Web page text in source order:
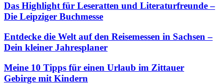
Das Highlight für Leseratten und Literaturfreunde –
Die Leipziger Buchmesse
Entdecke die Welt auf den Reisemessen in Sachsen –
Dein kleiner Jahresplaner
Meine 10 Tipps für einen Urlaub im Zittauer
Gebirge mit Kindern